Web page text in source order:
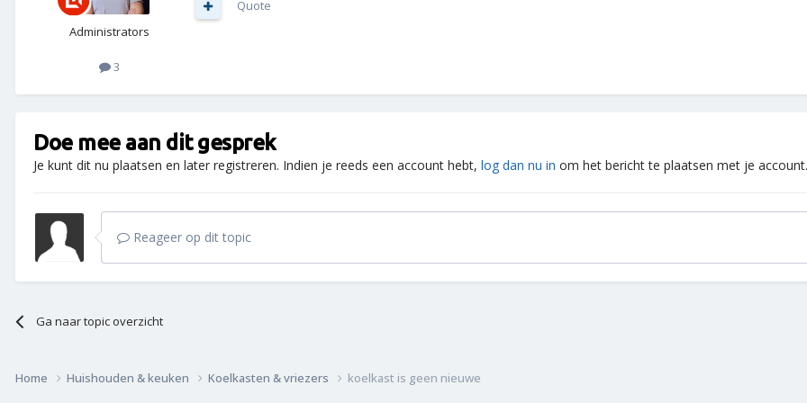
Administrators
3
Quote
Doe mee aan dit gesprek
Je kunt dit nu plaatsen en later registreren. Indien je reeds een account hebt, log dan nu in om het bericht te plaatsen met je account.
Reageer op dit topic
Ga naar topic overzicht
Home Huishouden & keuken Koelkasten & vriezers koelkast is geen nieuwe